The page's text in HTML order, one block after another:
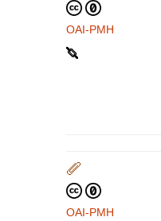
OAI-PMH
OAI-PMH